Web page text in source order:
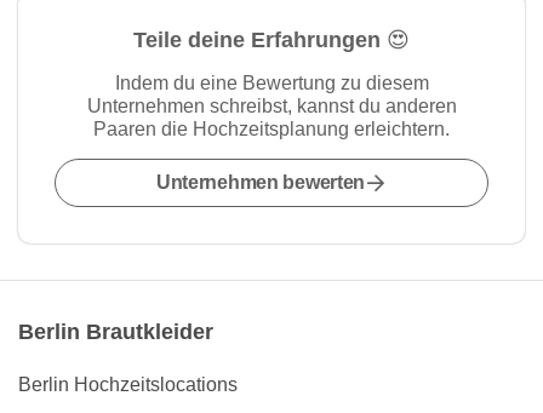
Teile deine Erfahrungen 😍
Indem du eine Bewertung zu diesem
Unternehmen schreibst, kannst du anderen
Paaren die Hochzeitsplanung erleichtern.
Unternehmen bewerten
Berlin Brautkleider
Berlin Hochzeitslocations